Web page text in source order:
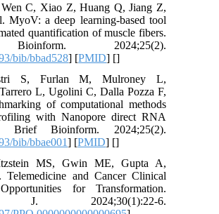
Wen C, Xiao Z, Huang Q, Jiang Z,
MyoV: a deep learning-based tool
quantification of muscle fibers.
2024;25(2).
bib/bbad528] [PMID] [
S, Furlan M, Mulroney L,
Tarrero L, Ugolini C, Dalla Pozza F,
of computational methods
with Nanopore direct RNA
Brief Bioinform. 2024;25(2).
bib/bbae001] [PMID] [
Itzstein MS, Gwin ME, Gupta A,
Telemedicine and Cancer Clinical
Opportunities for Transformation.
J. 2024;30(1):22-6.